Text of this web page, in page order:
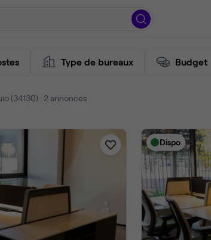
Type de bureaux Budget
(34130) : 2 annonces
Dispo